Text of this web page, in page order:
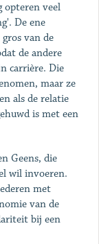
opteren veel
De ene
van de
de andere
carrière. Die
maar ze
als de relatie
is met een
Geens, die
wil invoeren.
met
van de
bij een